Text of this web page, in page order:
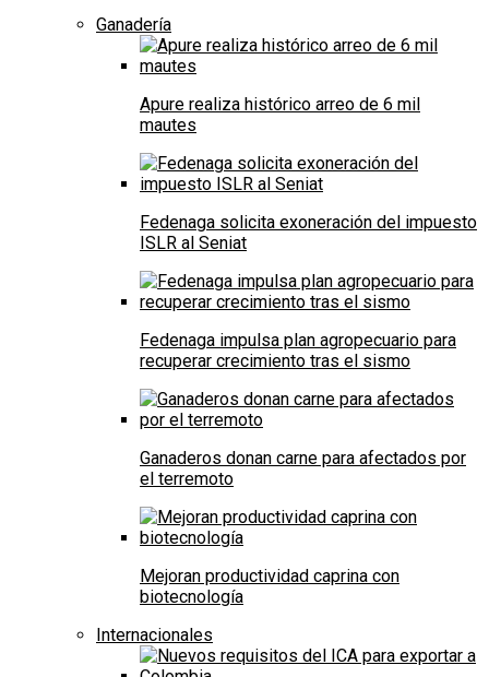
Ganadería
Apure realiza histórico arreo de 6 mil
mautes
Fedenaga solicita exoneración del impuesto
ISLR al Seniat
Fedenaga impulsa plan agropecuario para
recuperar crecimiento tras el sismo
Ganaderos donan carne para afectados por
el terremoto
Mejoran productividad caprina con
biotecnología
Internacionales